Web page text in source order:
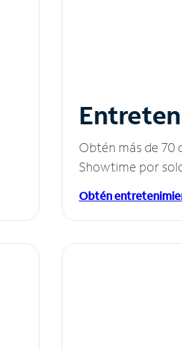
Obtén más de 70
Showtime por
Obtén